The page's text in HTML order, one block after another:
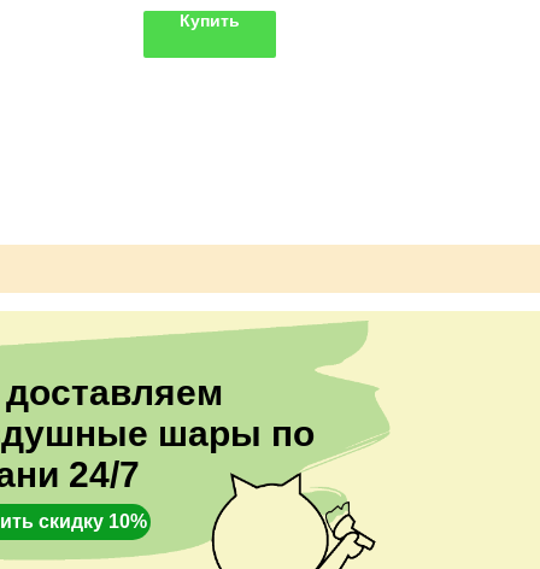
6 латексных шаров
Купить
шары по
24/7
скидку 10%